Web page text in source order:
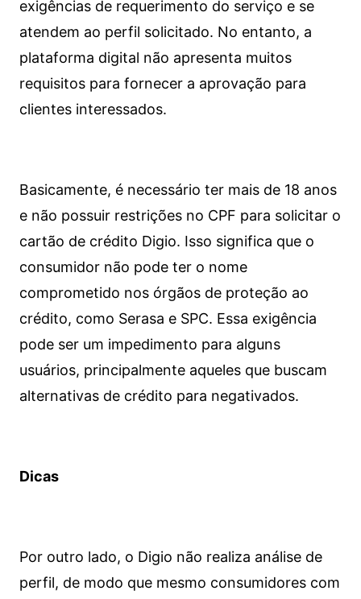
exigências de requerimento do serviço e se
atendem ao perfil solicitado. No entanto, a
plataforma digital não apresenta muitos
requisitos para fornecer a aprovação para
clientes interessados.
Basicamente, é necessário ter mais de 18 anos
e não possuir restrições no CPF para solicitar o
cartão de crédito Digio. Isso significa que o
consumidor não pode ter o nome
comprometido nos órgãos de proteção ao
crédito, como Serasa e SPC. Essa exigência
pode ser um impedimento para alguns
usuários, principalmente aqueles que buscam
alternativas de crédito para negativados.
Dicas
Por outro lado, o Digio não realiza análise de
perfil, de modo que mesmo consumidores com